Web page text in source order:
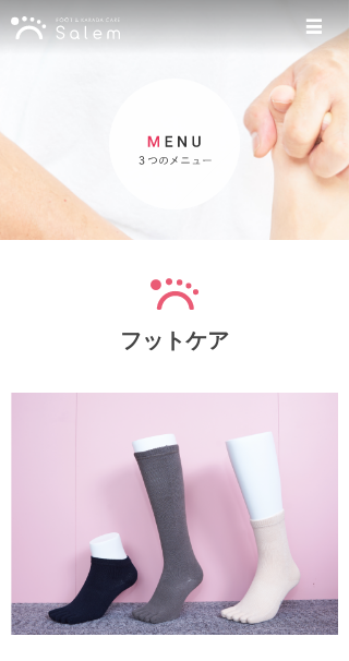
フットケア